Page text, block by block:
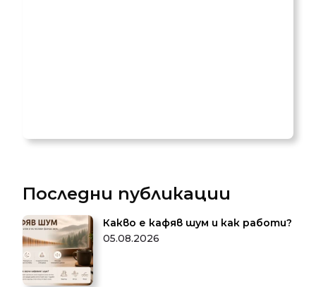
Последни публикации
Какво е кафяв шум и как работи?
05.08.2026